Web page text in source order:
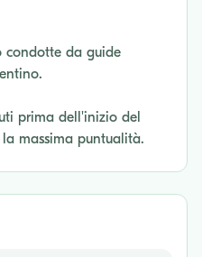
condotte da guide
prima dell'inizio del
massima puntualità.